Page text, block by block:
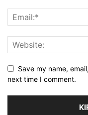
Save my name,
next time I comment.